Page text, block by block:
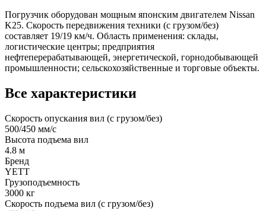
Погрузчик оборудован мощным японским двигателем Nissan
K25. Скорость передвижения техники (с грузом/без)
составляет 19/19 км/ч. Область применения: склады,
логистические центры; предприятия
нефтеперерабатывающей, энергетической, горнодобывающей
промышленности; сельскохозяйственные и торговые объекты.
Все характеристики
Скорость опускания вил (с грузом/без)
500/450 мм/с
Высота подъема вил
4.8 м
Бренд
YETT
Грузоподъемность
3000 кг
Скорость подъема вил (с грузом/без)